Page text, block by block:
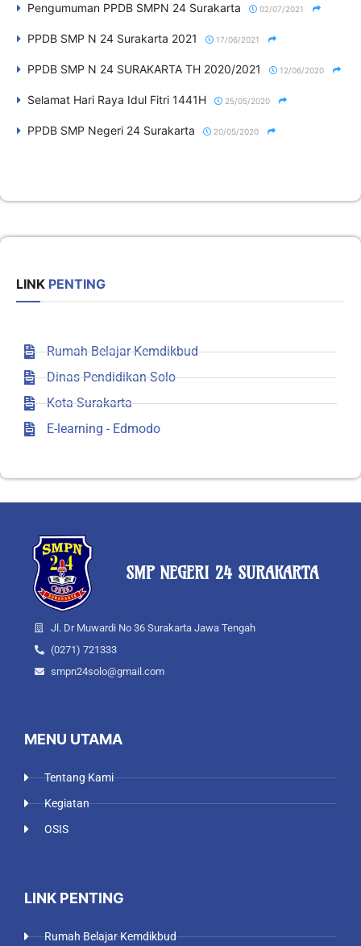
Pengumuman PPDB SMPN 24 Surakarta 02/07/2021
PPDB SMP N 24 Surakarta 2021 17/06/2021
PPDB SMP N 24 SURAKARTA TH 2020/2021 12/06/2020
Selamat Hari Raya Idul Fitri 1441H 25/05/2020
PPDB SMP Negeri 24 Surakarta 20/05/2020
LINK PENTING
Rumah Belajar Kemdikbud
Dinas Pendidikan Solo
Kota Surakarta
E-learning - Edmodo
SMP NEGERI 24 SURAKARTA
Jl. Dr Muwardi No 36 Surakarta Jawa Tengah
(0271) 721333
smpn24solo@gmail.com
MENU UTAMA
Tentang Kami
Kegiatan
OSIS
LINK PENTING
Rumah Belajar Kemdikbud